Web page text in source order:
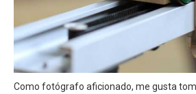
Como fotógrafo aficionado, me gusta